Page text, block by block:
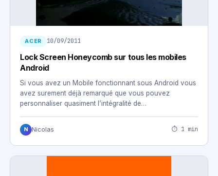
ACER 10/09/2011
Lock Screen Honeycomb sur tous les mobiles
Android
Si vous avez un Mobile fonctionnant sous Android vous
avez surement déjà remarqué que vous pouvez
personnaliser quasiment l’intégralité de…
N Nicolas ⏱ 1 min